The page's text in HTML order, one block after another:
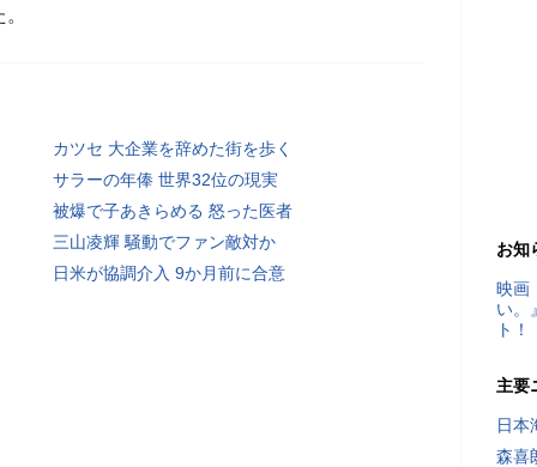
カツセ 大企業を辞めた街を歩く
サラーの年俸 世界32位の現実
被爆で子あきらめる 怒った医者
三山凌輝 騒動でファン敵対か
日米が協調介入 9か月前に合意
お知
映画
い。
ト！
主要
日本
森喜